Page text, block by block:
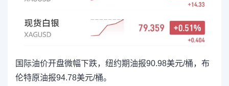
国际油价开盘微幅下跌，纽约期油报90.98美元/桶，布
伦特原油报94.78美元/桶。